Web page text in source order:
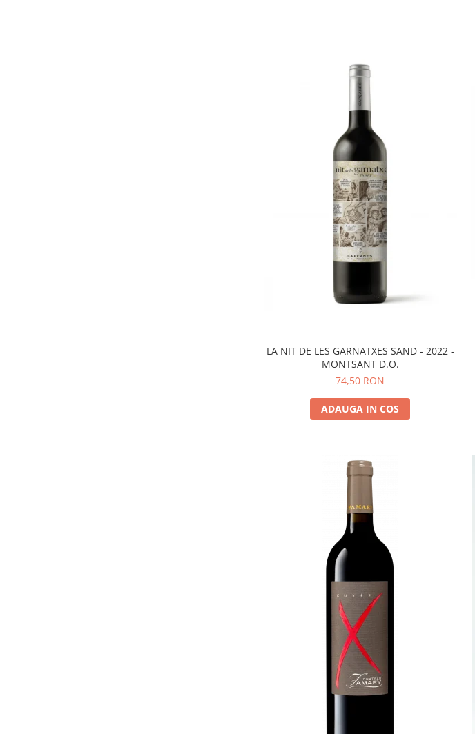
LA NIT DE LES GARNATXES SAND - 2022 -
MONTSANT D.O.
74,50 RON
ADAUGA IN COS